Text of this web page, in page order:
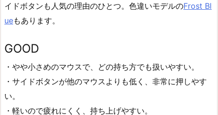
イドボタンも人気の理由のひとつ。色違いモデルのFrost Bl
ueもあります。
GOOD
・やや小さめのマウスで、どの持ち方でも扱いやすい。
・サイドボタンが他のマウスよりも低く、非常に押しやす
い。
・軽いので疲れにくく、持ち上げやすい。